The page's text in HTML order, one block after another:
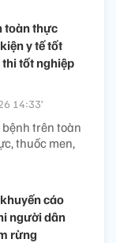
toàn thực
y tế tốt
thi tốt nghiệp
14:33’
trên toàn
thuốc men,
cáo
người dân
rừng